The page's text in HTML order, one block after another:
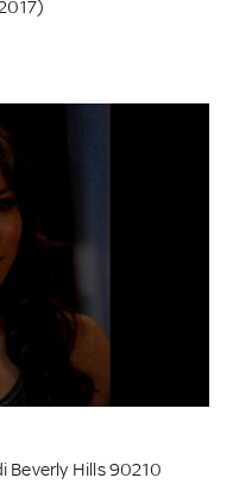
Beverly Hills 90210